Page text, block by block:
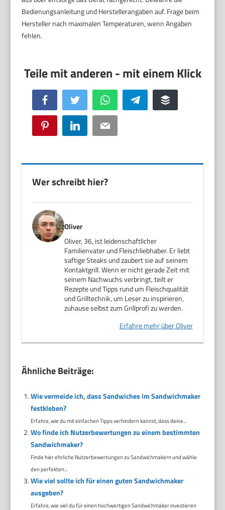
Bedienungsanleitung und Herstellerangaben auf. Frage beim
Hersteller nach maximalen Temperaturen, wenn Angaben
fehlen.
Facebook Twitter WhatsApp Telegram Buffer
Pinterest LinkedIn Email
Wer schreibt hier?
Oliver
Oliver, 36, ist leidenschaftlicher
Familienvater und Fleischliebhaber. Er liebt
saftige Steaks und zaubert sie auf seinem
Kontaktgrill. Wenn er nicht gerade Zeit mit
seinem Nachwuchs verbringt, teilt er
Rezepte und Tipps rund um Fleischqualität
und Grilltechnik, um Leser zu inspirieren,
zuhause selbst zum Grillprofi zu werden.
Erfahre mehr über Oliver
Ähnliche Beiträge:
Wie vermeide ich, dass Sandwiches im Sandwichmaker
festkleben?
Erfahre, wie du mit einfachen Tipps verhindern kannst, dass deine...
Wo finde ich Nutzerbewertungen zu einem bestimmten
Sandwichmaker?
Finde hier ehrliche Nutzerbewertungen zu Sandwichmakern und wähle
den perfekten...
Wie viel sollte ich für einen guten Sandwichmaker
ausgeben?
Erfahre, wie viel du für einen hochwertigen Sandwichmaker investieren